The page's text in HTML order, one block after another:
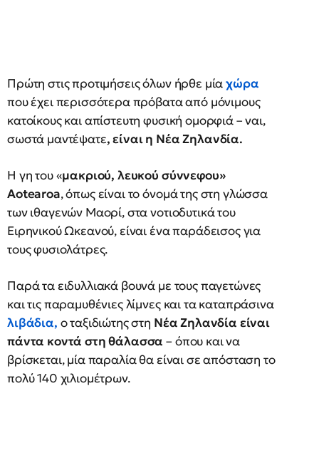
Πρώτη στις προτιμήσεις όλων ήρθε μίαχώρα
που έχει περισσότερα πρόβατα από μόνιμους
κατοίκους και απίστευτη φυσική ομορφιά – ναι,
σωστά μαντέψατε, είναι η Νέα Ζηλανδία.
Η γη του «μακριού, λευκού σύννεφου»
Aotearoa, όπως είναι το όνομά της στη γλώσσα
των ιθαγενών Μαορί, στα νοτιοδυτικά του
Ειρηνικού Ωκεανού, είναι ένα παράδεισος για
τους φυσιολάτρες.
Παρά τα ειδυλλιακά βουνά με τους παγετώνες
και τις παραμυθένιες λίμνες και τα καταπράσινα
λιβάδια, ο ταξιδιώτης στη Νέα Ζηλανδία είναι
πάντα κοντά στη θάλασσα – όπου και να
βρίσκεται, μία παραλία θα είναι σε απόσταση το
πολύ 140 χιλιομέτρων.